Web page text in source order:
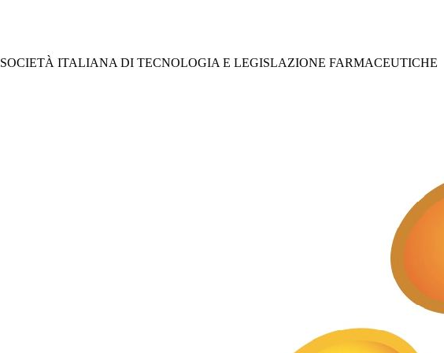
SOCIETÀ ITALIANA DI TECNOLOGIA E LEGISLAZIONE FARMACEUTICHE